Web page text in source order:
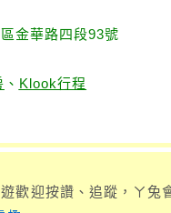
金華路四段93號
、 Klook行程
歡迎按讚、追蹤，ㄚ兔